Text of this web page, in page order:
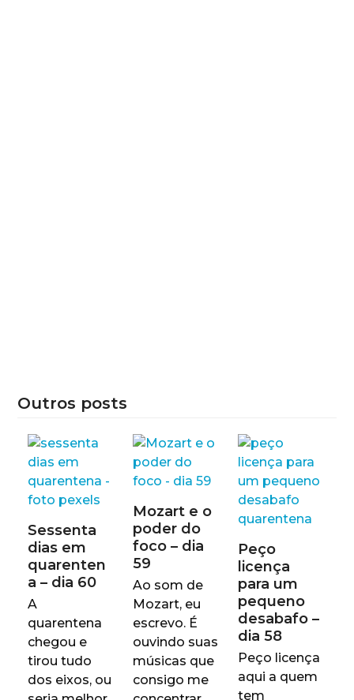
Outros posts
Sessenta
dias em
quarenten
a – dia 60
A
quarentena
chegou e
tirou tudo
dos eixos, ou
Mozart e o
poder do
foco – dia
59
Ao som de
Mozart, eu
escrevo. É
ouvindo suas
músicas que
consigo me
Peço
licença
para um
pequeno
desabafo –
dia 58
Peço licença
aqui a quem
tem